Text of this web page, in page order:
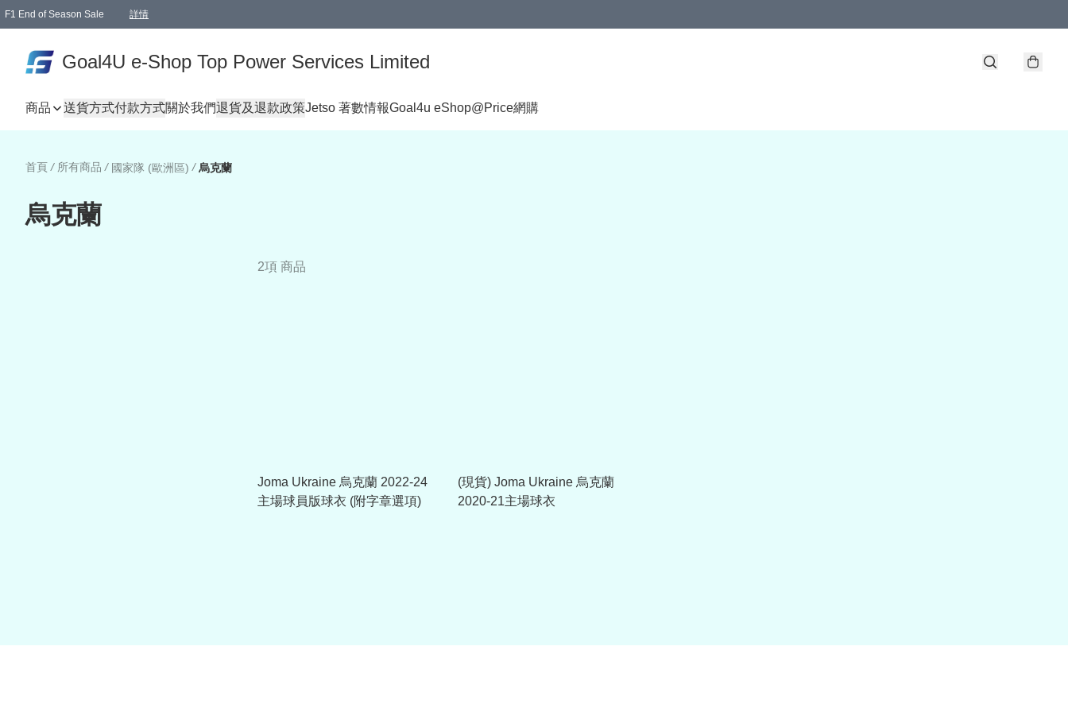
F1 End of Season Sale 詳情
Goal4U e-Shop Top Power Services Limited
商品 送貨方式付款方式關於我們退貨及退款政策Jetso 著數情報Goal4u eShop@Price網購
首頁 / 所有商品 / 國家隊 (歐洲區) / 烏克蘭
烏克蘭
2項 商品
Joma Ukraine 烏克蘭 2022-24
主場球員版球衣 (附字章選項)
(現貨) Joma Ukraine 烏克蘭
2020-21主場球衣